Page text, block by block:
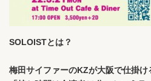
SOLOISTとは？
梅田サイファーのKZが大阪で仕掛け